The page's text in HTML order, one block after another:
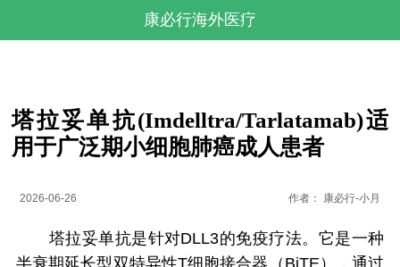
康必行海外医疗
塔拉妥单抗(Imdelltra/Tarlatamab)适
用于广泛期小细胞肺癌成人患者
2026-06-26 作者： 康必行-小月
塔拉妥单抗是针对DLL3的免疫疗法。它是一种
半衰期延长型双特异性T细胞接合器（BiTE），通过